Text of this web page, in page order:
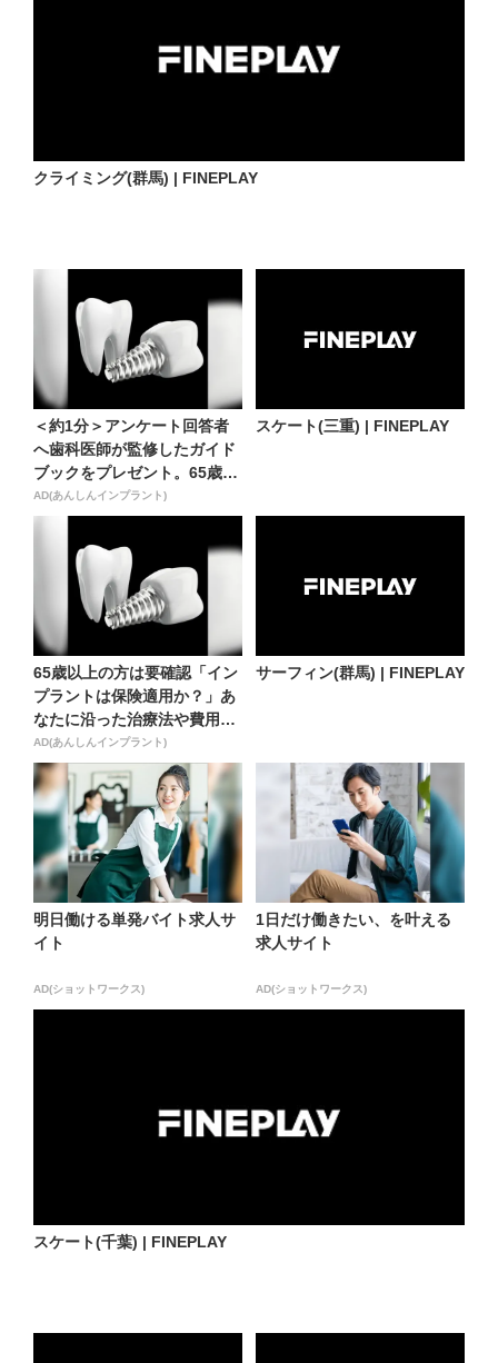
クライミング(群馬) | FINEPLAY
＜約1分＞アンケート回答者
へ歯科医師が監修したガイド
ブックをプレゼント。65歳
以...
AD(あんしんインプラント)
スケート(三重) | FINEPLAY
65歳以上の方は要確認「イン
プラントは保険適用か？」あ
なたに沿った治療法や費用
を...
AD(あんしんインプラント)
サーフィン(群馬) | FINEPLAY
明日働ける単発バイト求人サ
イト
AD(ショットワークス)
1日だけ働きたい、を叶える
求人サイト
AD(ショットワークス)
スケート(千葉) | FINEPLAY